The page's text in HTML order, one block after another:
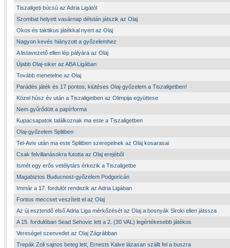
Tiszaligeti búcsú az Adria Ligától
Szombat helyett vasárnap délután játszik az Olaj
Okos és taktikus játékkal nyert az Olaj
Nagyon kevés hiányzott a győzelemhez
A listavezető ellen lép pályára az Olaj
Újabb Olaj-siker az ABA Ligában
Tovább menetelne az Olaj
Parádés játék és 17 pontos, kiütéses Olaj-győzelem a Tiszaligetben!
Közel húsz év után a Tiszaligetben az Olimpija együttese
Nem gyűrődött a papírforma
Kupacsapatok találkoznak ma este a Tiszaligetben
Olaj-győzelem Splitben
Tel-Aviv után ma este Splitben szerepelnek az Olaj kosarasai
Csak felvillanásokra futotta az Olaj erejéből
Ismét egy erős vetélytárs érkezik a Tiszaligetbe
Magabiztos Buducnost-győzelem Podgoricán
Immár a 17. fordulót rendezik az Adria Ligában
Fontos meccset veszített el az Olaj
Az új esztendő első Adria Liga mérkőzését az Olaj a bosnyák Siroki ellen játssza
A 15. fordulóban Sead Sehovic lett a 2. (30 VAL) legértékesebb játékos
Vereséget szenvedet az Olaj Zágrábban
Trepák Zoli sajnos beteg lett, Ernests Kalve lázasan szállt fel a buszra